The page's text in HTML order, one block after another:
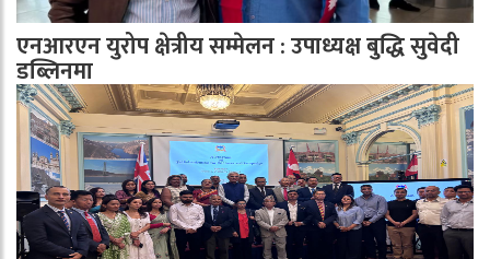
एनआरएन युरोप क्षेत्रीय सम्मेलन : उपाध्यक्ष बुद्धि सुवेदी
डब्लिनमा